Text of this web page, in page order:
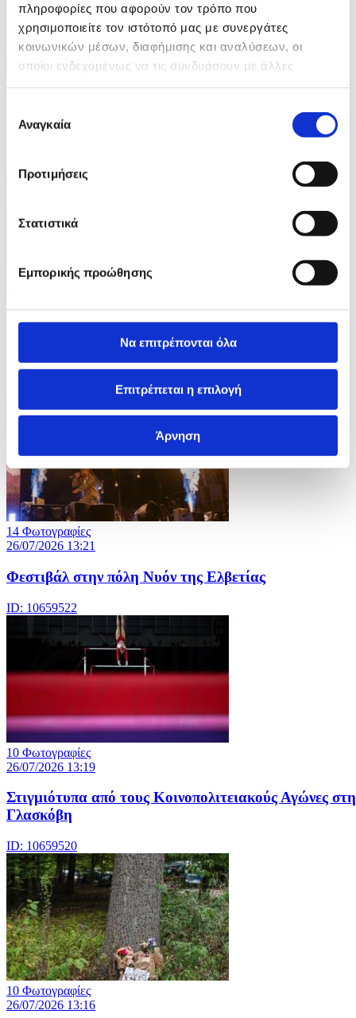
πληροφορίες που αφορούν τον τρόπο που
χρησιμοποιείτε τον ιστότοπό μας με συνεργάτες
κοινωνικών μέσων, διαφήμισης και αναλύσεων, οι
οποίοι ενδεχομένως να τις συνδυάσουν με άλλες
των υπηρεσιών τους.
συγκατάθεσης
Αναγκαία
Προτιμήσεις
Στατιστικά
Εμπορικής προώθησης
Να επιτρέπονται όλα
Επιτρέπεται η επιλογή
Άρνηση
5 Φωτογραφίες
Μάχη με τις φλόγες σε Γαλλία - Ισπανία
ID: 10662731
5 Φωτογραφίες
27/07/2026 09:24
14 Φωτογραφίες
26/07/2026 13:21
Φεστιβάλ στην πόλη Νυόν της Ελβετίας
ID: 10659522
10 Φωτογραφίες
26/07/2026 13:19
Στιγμιότυπα από τους Κοινοπολιτειακούς Αγώνες στη
Γλασκόβη
ID: 10659520
10 Φωτογραφίες
26/07/2026 13:16